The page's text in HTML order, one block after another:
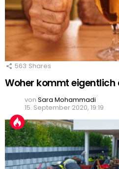
563 Shares
Woher kommt eigentlich
von Sara Mohammadi
15. September 2020, 19:19